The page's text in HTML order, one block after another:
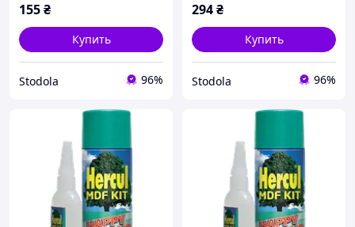
155₴
Купить
Stodola 96%
294₴
Купить
Stodola 96%